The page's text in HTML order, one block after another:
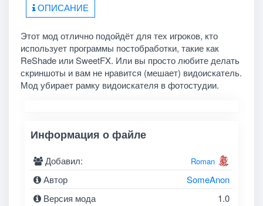
ОПИСАНИЕ
Этот мод отлично подойдёт для тех игроков, кто
использует программы постобработки, такие как
ReShade или SweetFX. Или вы просто любите делать
скриншоты и вам не нравится (мешает) видоискатель.
Мод убирает рамку видоискателя в фотостудии.
Информация о файле
Добавил: Roman
Автор
SomeAnon
Версия мода
1.0